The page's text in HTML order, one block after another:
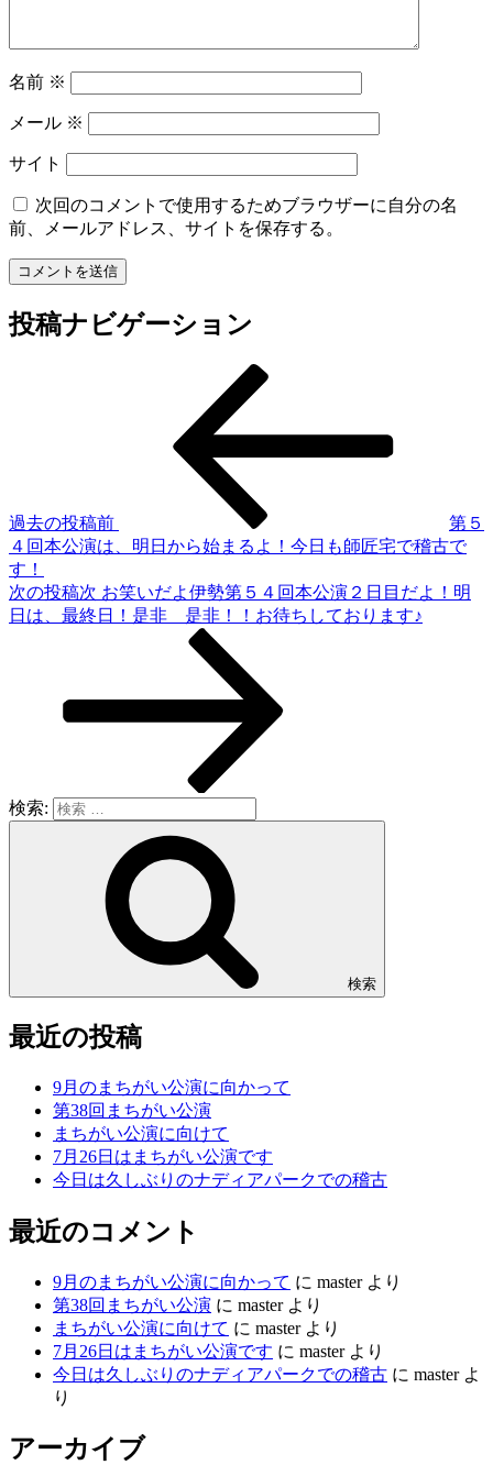
名前 ※
メール ※
サイト
次回のコメントで使用するためブラウザーに自分の名
前、メールアドレス、サイトを保存する。
投稿ナビゲーション
過去の投稿前
第５
４回本公演は、明日から始まるよ！今日も師匠宅で稽古で
す！
次の投稿次 お笑いだよ伊勢第５４回本公演２日目だよ！明
日は、最終日！是非 是非！！お待ちしております♪
検索:
検索
最近の投稿
9月のまちがい公演に向かって
第38回まちがい公演
まちがい公演に向けて
7月26日はまちがい公演です
今日は久しぶりのナディアパークでの稽古
最近のコメント
9月のまちがい公演に向かって に masterより
第38回まちがい公演 に masterより
まちがい公演に向けて に masterより
7月26日はまちがい公演です に masterより
今日は久しぶりのナディアパークでの稽古 に masterよ
り
アーカイブ